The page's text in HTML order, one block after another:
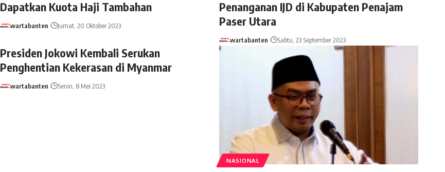
Dapatkan Kuota Haji Tambahan
wartabanten Jumat, 20 Oktober 2023
Penanganan IJD di Kabupaten Penajam
Paser Utara
wartabanten Sabtu, 23 September 2023
Presiden Jokowi Kembali Serukan
Penghentian Kekerasan di Myanmar
wartabanten Senin, 8 Mei 2023
NASIONAL